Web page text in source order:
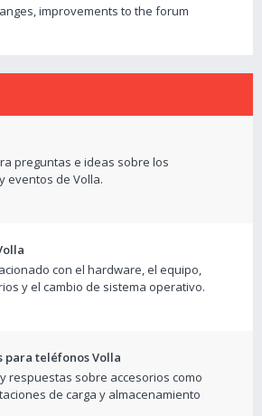
improvements to the forum
preguntas e ideas sobre los
eventos de Volla.
con el hardware, el equipo,
y el cambio de sistema operativo.
para teléfonos Volla
respuestas sobre accesorios como
de carga y almacenamiento